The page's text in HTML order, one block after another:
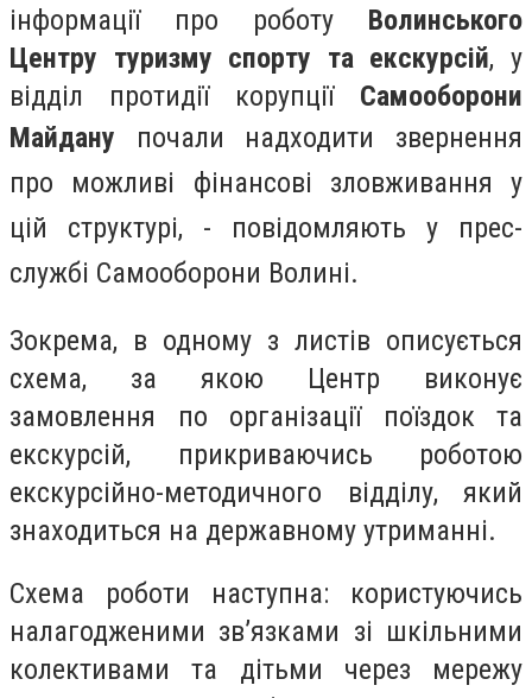
інформації про роботу Волинського
Центру туризму спорту та екскурсій, у
відділ протидії корупції Самооборони
Майдану почали надходити звернення
про можливі фінансові зловживання у
цій структурі, - повідомляють у прес-
службі Самооборони Волині.
Зокрема, в одному з листів описується
схема, за якою Центр виконує
замовлення по організації поїздок та
екскурсій, прикриваючись роботою
екскурсійно-методичного відділу, який
знаходиться на державному утриманні.
Схема роботи наступна: користуючись
налагодженими зв’язками зі шкільними
колективами та дітьми через мережу